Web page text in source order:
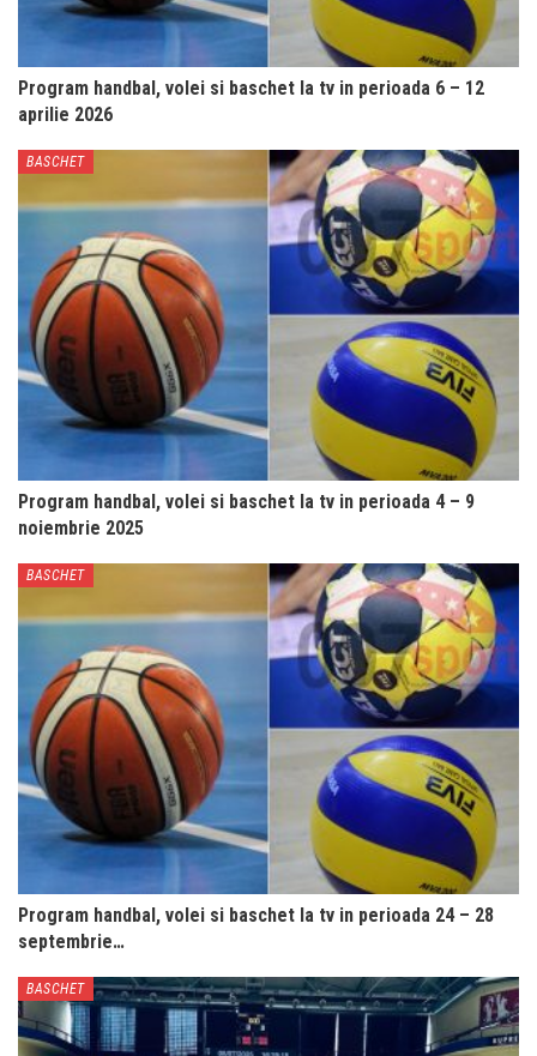
Program handbal, volei si baschet la tv in perioada 6 – 12
aprilie 2026
BASCHET
Program handbal, volei si baschet la tv in perioada 4 – 9
noiembrie 2025
BASCHET
Program handbal, volei si baschet la tv in perioada 24 – 28
septembrie…
BASCHET